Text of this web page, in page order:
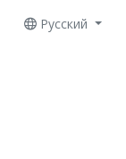
Русский